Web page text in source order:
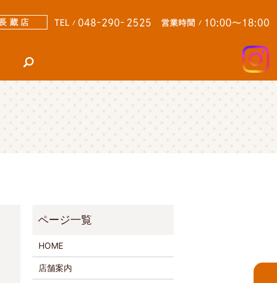
HOME
店舗案内